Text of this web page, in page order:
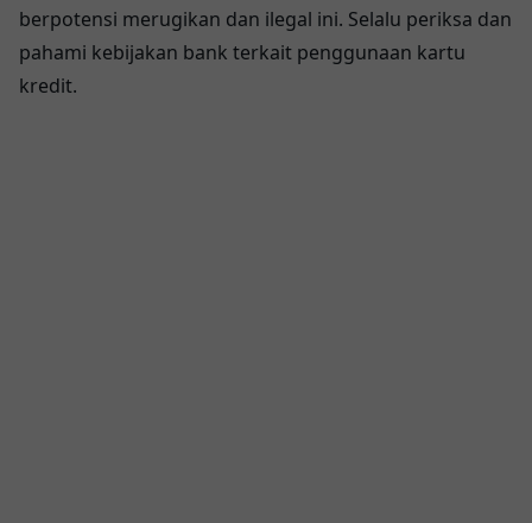
berpotensi merugikan dan ilegal ini. Selalu periksa dan
pahami kebijakan bank terkait penggunaan kartu
kredit.